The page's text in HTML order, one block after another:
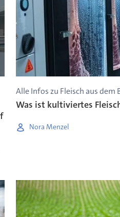
Alle Infos zu Fleisch aus dem
Was ist kultiviertes
Nora Menzel